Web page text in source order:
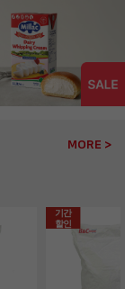
MORE >
기간
할인